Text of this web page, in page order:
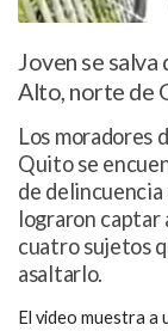
Joven se
Alto, norte de
Los moradores
Quito se
de delincuencia
lograron captar
cuatro sujetos
asaltarlo.
El video muestra a